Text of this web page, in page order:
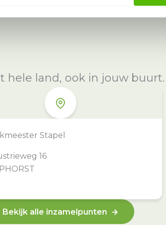
hele land, ook in jouw buurt.
Stapel
16
Bekijk alle inzamelpunten